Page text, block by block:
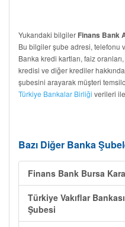
Yukarıdaki bilgiler Finans Bank
Bu bilgiler şube adresi, telefonu
Banka kredi kartları, faiz
kredisi ve diğer krediler
şubesini arayarak müşteri
Türkiye Bankalar Birliği verileri ile
Bazı Diğer Banka
Finans Bank Bursa
Türkiye Vakıflar
Şubesi